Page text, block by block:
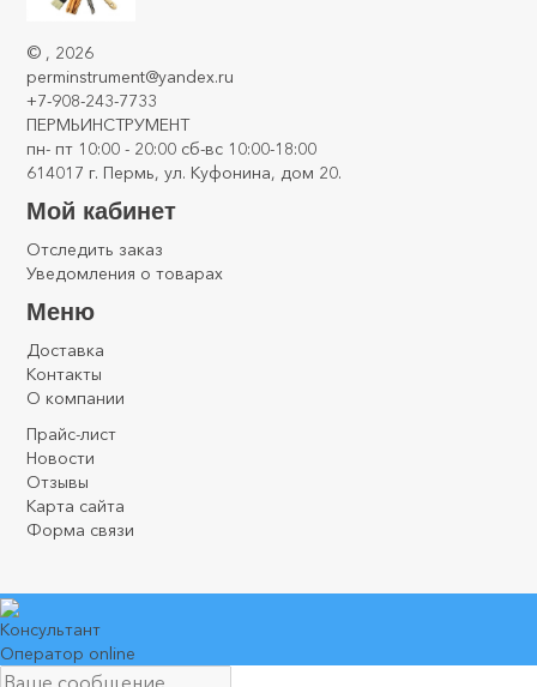
© , 2026
perminstrument@yandex.ru
+7-908-243-7733
ПЕРМЬИНСТРУМЕНТ
пн- пт 10:00 - 20:00 сб-вс 10:00-18:00
614017 г. Пермь, ул. Куфонина, дом 20.
Мой кабинет
Отследить заказ
Уведомления о товарах
Меню
Доставка
Контакты
О компании
Прайс-лист
Новости
Отзывы
Карта сайта
Форма связи
Консультант
Оператор online